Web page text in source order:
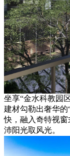
坐享“金水科教园
建材勾勒出奢华
快，融入奇特视
沛阳光取风光。